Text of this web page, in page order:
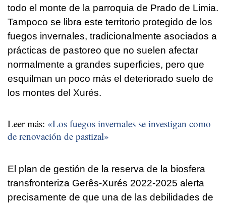
todo el monte de la parroquia de Prado de Limia.
Tampoco se libra este territorio protegido de los
fuegos invernales, tradicionalmente asociados a
prácticas de pastoreo que no suelen afectar
normalmente a grandes superficies, pero que
esquilman un poco más el deteriorado suelo de
los montes del Xurés.
Leer más: «Los fuegos invernales se investigan como
de renovación de pastizal»
El plan de gestión de la reserva de la biosfera
transfronteriza Gerês-Xurés 2022-2025 alerta
precisamente de que una de las debilidades de